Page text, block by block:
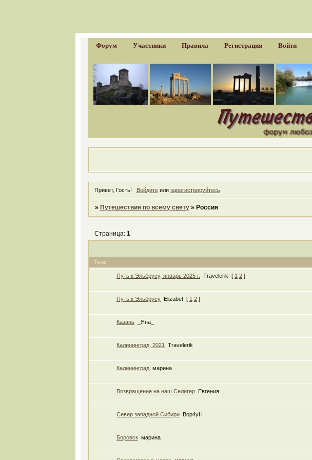
Форум Участники Правила Регистрация Войти
Привет, Гость! Войдитеили зарегистрируйтесь.
»Путешествия по всему свету »Россия
Страница:1
Тема
Путь к Эльбрусу, январь 2025 г. Travelerik [ 1 2 ]
Путь к Эльбрусу Elizabet [ 1 2 ]
Казань _Яна_
Калининград, 2021 Travelerik
Калининград марина
Возвращение на наш Селигер Евгения
Север западной Сибири Bop4yH
Боровск марина